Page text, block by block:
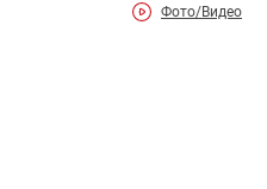
Фото/Видео